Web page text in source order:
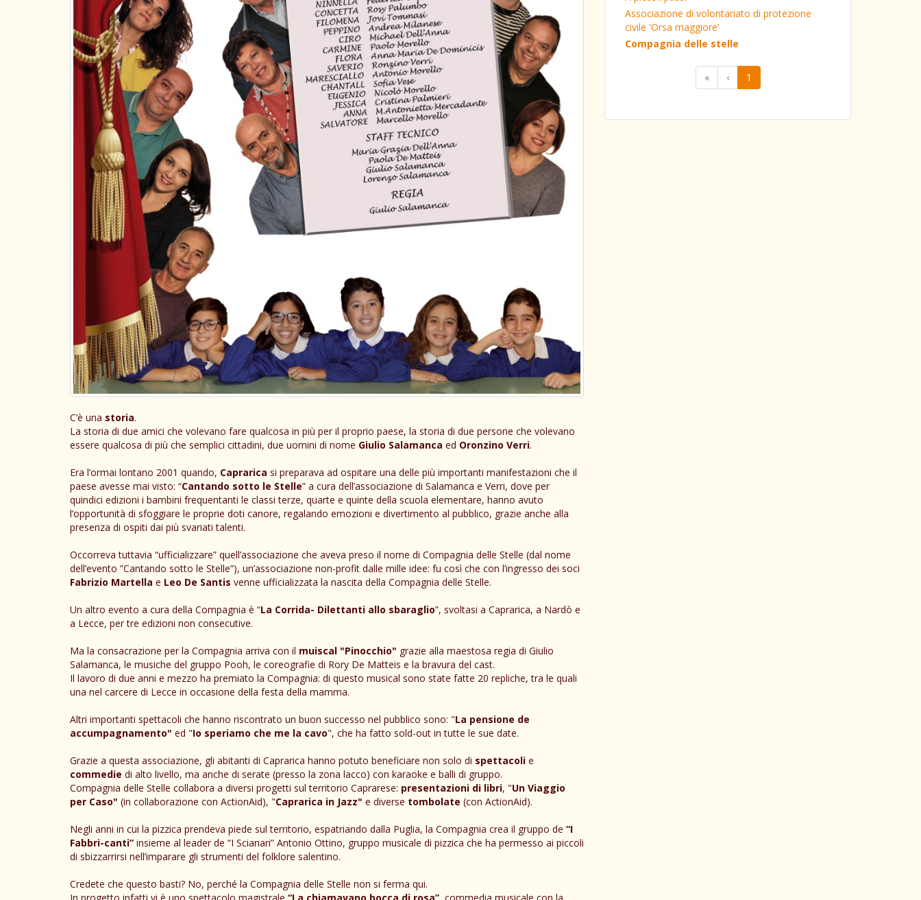
C’è una storia.
La storia di due amici che volevano fare qualcosa in più per il proprio paese, la storia di due persone che volevano
essere qualcosa di più che semplici cittadini, due uomini di nome Giulio Salamanca ed Oronzino Verri.
Era l’ormai lontano 2001 quando, Caprarica si preparava ad ospitare una delle più importanti manifestazioni che il
paese avesse mai visto: “Cantando sotto le Stelle” a cura dell’associazione di Salamanca e Verri, dove per
quindici edizioni i bambini frequentanti le classi terze, quarte e quinte della scuola elementare, hanno avuto
l’opportunità di sfoggiare le proprie doti canore, regalando emozioni e divertimento al pubblico, grazie anche alla
presenza di ospiti dai più svariati talenti.
Occorreva tuttavia “ufficializzare” quell’associazione che aveva preso il nome di Compagnia delle Stelle (dal nome
dell’evento ”Cantando sotto le Stelle”), un’associazione non-profit dalle mille idee: fu così che con l’ingresso dei soci
Fabrizio Martella e Leo De Santis venne ufficializzata la nascita della Compagnia delle Stelle.
Un altro evento a cura della Compagnia è “La Corrida- Dilettanti allo sbaraglio”, svoltasi a Caprarica, a Nardò e
a Lecce, per tre edizioni non consecutive.
Ma la consacrazione per la Compagnia arriva con il muiscal "Pinocchio" grazie alla maestosa regia di Giulio
Salamanca, le musiche del gruppo Pooh, le coreografie di Rory De Matteis e la bravura del cast.
Il lavoro di due anni e mezzo ha premiato la Compagnia: di questo musical sono state fatte 20 repliche, tra le quali
una nel carcere di Lecce in occasione della festa della mamma.
Altri importanti spettacoli che hanno riscontrato un buon successo nel pubblico sono: "La pensione de
accumpagnamento" ed "Io speriamo che me la cavo", che ha fatto sold-out in tutte le sue date.
Grazie a questa associazione, gli abitanti di Caprarica hanno potuto beneficiare non solo di spettacoli e
commedie di alto livello, ma anche di serate (presso la zona lacco) con karaoke e balli di gruppo.
Compagnia delle Stelle collabora a diversi progetti sul territorio Caprarese: presentazioni di libri, "Un Viaggio
per Caso" (in collaborazione con ActionAid), "Caprarica in Jazz" e diverse tombolate (con ActionAid).
Negli anni in cui la pizzica prendeva piede sul territorio, espatriando dalla Puglia, la Compagnia crea il gruppo de “I
Fabbri-canti” insieme al leader de “I Scianari” Antonio Ottino, gruppo musicale di pizzica che ha permesso ai piccoli
di sbizzarrirsi nell’imparare gli strumenti del folklore salentino.
Credete che questo basti? No, perché la Compagnia delle Stelle non si ferma qui.
Associazione di volontariato di protezione
civile 'Orsa maggiore'
Compagnia delle stelle
« ‹ 1